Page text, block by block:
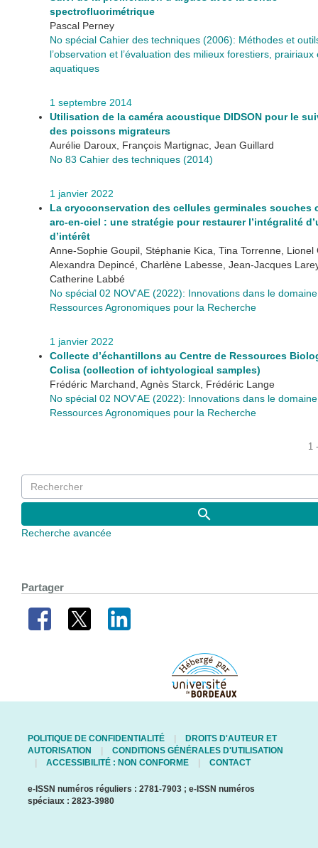
spectrofluorimétrique
Pascal Perney
No spécial Cahier des techniques (2006): Méthodes et
l’observation et l’évaluation des milieux forestiers, prairiaux
aquatiques
1 septembre 2014
Utilisation de la caméra acoustique DIDSON pour le
des poissons migrateurs
Aurélie Daroux, François Martignac, Jean Guillard
No 83 Cahier des techniques (2014)
1 janvier 2022
La cryoconservation des cellules germinales souches
arc-en-ciel : une stratégie pour restaurer l’intégralité
d’intérêt
Anne-Sophie Goupil, Stéphanie Kica, Tina Torrenne, Lionel
Alexandra Depincé, Charlène Labesse, Jean-Jacques
Catherine Labbé
No spécial 02 NOV'AE (2022): Innovations dans le
Ressources Agronomiques pour la Recherche
1 janvier 2022
Collecte d’échantillons au Centre de Ressources
Colisa (collection of ichtyological samples)
Frédéric Marchand, Agnès Starck, Frédéric Lange
No spécial 02 NOV'AE (2022): Innovations dans le
Ressources Agronomiques pour la Recherche
1
Recherche avancée
Partager
POLITIQUE DE CONFIDENTIALITÉ
DROITS D'AUTEUR ET
AUTORISATION
CONDITIONS GÉNÉRALES D'UTILISATION
ACCESSIBILITÉ : NON CONFORME
CONTACT
e-ISSN numéros réguliers : 2781-7903 ; e-ISSN numéros
spéciaux : 2823-3980